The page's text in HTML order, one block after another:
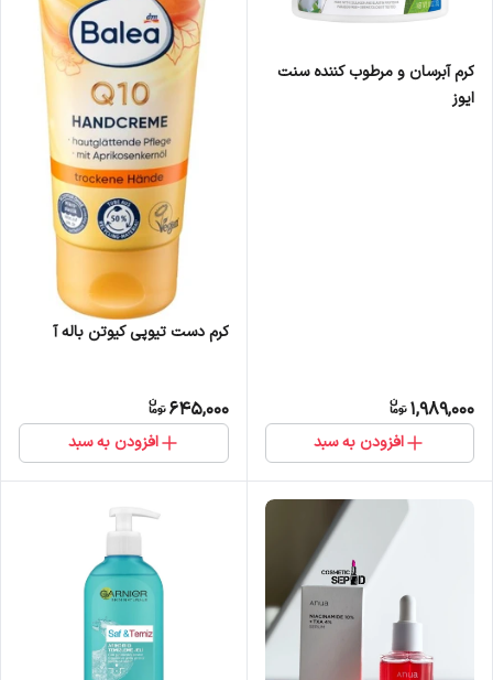
کرم آبرسان و مرطوب کننده سنت
ایوز
1,989,000
افزودن به سبد
کرم دست تیوپی کیوتن باله آ
645,000
افزودن به سبد